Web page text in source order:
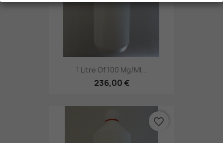
1 Litre Of 100 Mg/ml...
236,00 €
favorite_border